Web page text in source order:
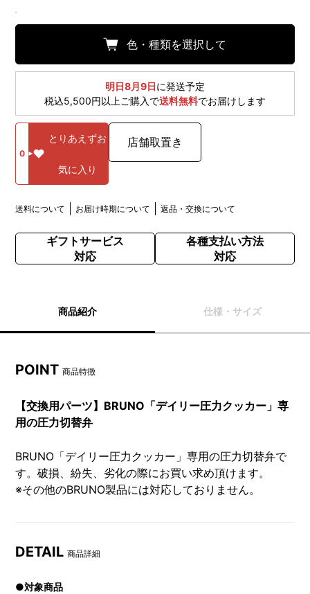
色・種類を選択して
明日8月9日に発送予定
税込5,500円以上ご購入で送料無料でお届けします
0
とりあえずお
気に入り
店舗取置き
送料について お届け時期について 返品・交換について
ギフトサービス
対応
各種支払い方法
対応
商品紹介 仕様・サイズ
POINT商品特徴
【交換用パーツ】BRUNO「デイリー圧力クッカー」専
用の圧力切替弁
BRUNO「デイリー圧力クッカー」専用の圧力切替弁で
す。破損、紛失、劣化の際にお買い求め頂けます。
※その他のBRUNO製品には対応しておりません。
DETAIL商品詳細
●対象商品